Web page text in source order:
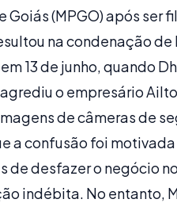
Goiás (MPGO) após ser
na condenação
13 de junho, quando
o empresário
de câmeras de
a confusão foi
de desfazer o negócio
indébita. No entanto,